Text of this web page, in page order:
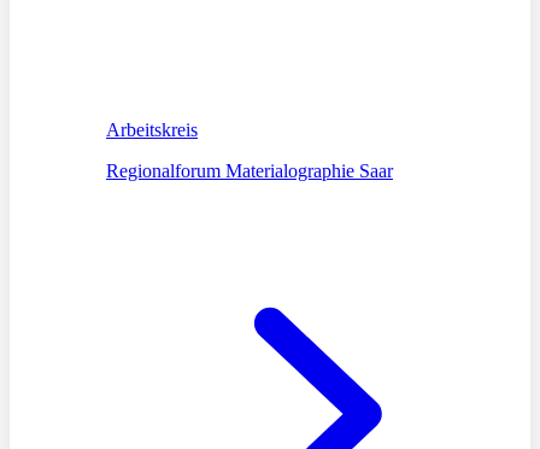
Arbeitskreis
Regionalforum Materialographie Saar